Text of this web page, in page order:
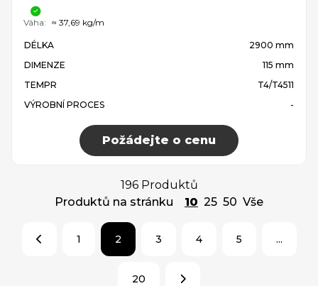
DÉLKA
2900 mm
DIMENZE
115 mm
TEMPR
T4/T4511
VÝROBNÍ PROCES
-
Požádejte o cenu
Váha: ≈ 37,69 kg/m
196 Produktů
Produktů na stránku
10 25 50 Vše
1 2 3 4 5 ...
20